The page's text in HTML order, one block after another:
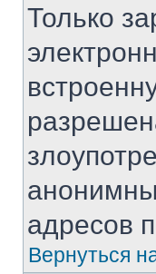
Только
адресов
Вернуться